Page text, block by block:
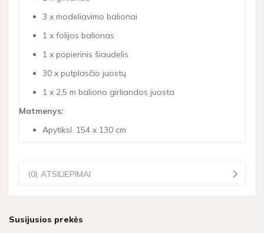
3 x modeliavimo balionai
1 x folijos balionas
1 x popierinis šiaudelis
30 x putplasčio juostų
1 x 2,5 m baliono girliandos juosta
Matmenys:
Apytiksl. 154 x 130 cm
(0) ATSILIEPIMAI
Susijusios prekės